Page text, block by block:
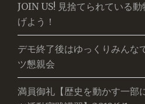
JOIN US! 見捨てられている
げよう！
デモ終了後はゆっくりみんな
ツ懇親会
満員御礼【歴史を動かす一部